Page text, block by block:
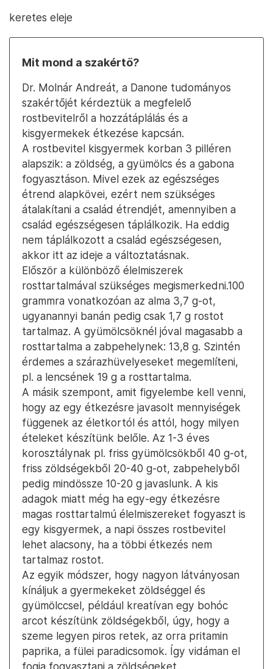
keretes eleje
Mit mond a szakértő?
Dr. Molnár Andreát, a Danone tudományos
szakértőjét kérdeztük a megfelelő
rostbevitelről a hozzátáplálás és a
kisgyermekek étkezése kapcsán.
A rostbevitel kisgyermek korban 3 pilléren
alapszik: a zöldség, a gyümölcs és a gabona
fogyasztáson. Mivel ezek az egészséges
étrend alapkövei, ezért nem szükséges
átalakítani a család étrendjét, amennyiben a
család egészségesen táplálkozik. Ha eddig
nem táplálkozott a család egészségesen,
akkor itt az ideje a változtatásnak.
Először a különböző élelmiszerek
rosttartalmával szükséges megismerkedni.100
grammra vonatkozóan az alma 3,7 g-ot,
ugyanannyi banán pedig csak 1,7 g rostot
tartalmaz. A gyümölcsöknél jóval magasabb a
rosttartalma a zabpehelynek: 13,8 g. Szintén
érdemes a szárazhüvelyeseket megemlíteni,
pl. a lencsének 19 g a rosttartalma.
A másik szempont, amit figyelembe kell venni,
hogy az egy étkezésre javasolt mennyiségek
függenek az életkortól és attól, hogy milyen
ételeket készítünk belőle. Az 1-3 éves
korosztálynak pl. friss gyümölcsökből 40 g-ot,
friss zöldségekből 20-40 g-ot, zabpehelyből
pedig mindössze 10-20 g javaslunk. A kis
adagok miatt még ha egy-egy étkezésre
magas rosttartalmú élelmiszereket fogyaszt is
egy kisgyermek, a napi összes rostbevitel
lehet alacsony, ha a többi étkezés nem
tartalmaz rostot.
Az egyik módszer, hogy nagyon látványosan
kínáljuk a gyermekeket zöldséggel és
gyümölccsel, például kreatívan egy bohóc
arcot készítünk zöldségekből, úgy, hogy a
szeme legyen piros retek, az orra pritamin
paprika, a fülei paradicsomok. Így vidáman el
fogja fogyasztani a zöldségeket.